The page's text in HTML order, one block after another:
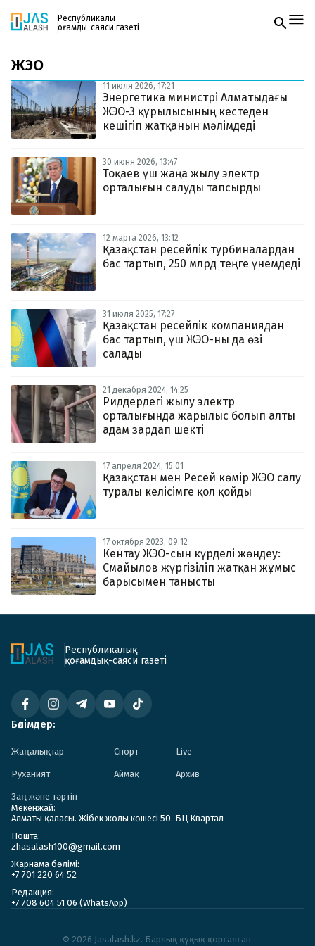
Республикалық
қоғамдық-саяси газеті
Жаңалықтар
Спорт
Live
Руханият
Аймақ
Архив
Заң және тәртіп
Редакциямен байланыс
+7 708 604 51 06
Жарнама бөлімі
Пошта
zhasalash100@gmail.com
Газетке жазылу
PDF форматтағы газетті ай сайын электронды
поштаңызға алып отырыңыз. Жаңа нөмір
шыққан сәтте сізге бірден жіберіледі. Тек email
ЖЭО
11 июля 2026, 17:21
Энергетика министрі Алматыдағы
ЖЭО-3 құрылысының кестеден
кешігіп жатқанын мәлімдеді
30 июня 2026, 13:47
Тоқаев үш жаңа жылу электр
орталығын салуды тапсырды
12 марта 2026, 13:12
Қазақстан ресейлік турбиналардан
бас тартып, 250 млрд теңге үнемдеді
31 июля 2025, 17:27
Қазақстан ресейлік компаниядан
бас тартып, үш ЖЭО-ны да өзі
салады
21 декабря 2024, 14:25
Риддердегі жылу электр
орталығында жарылыс болып алты
адам зардап шекті
17 апреля 2024, 15:01
Қазақстан мен Ресей көмір ЖЭО салу
туралы келісімге қол қойды
17 октября 2023, 09:12
Кентау ЖЭО-сын күрделі жөндеу:
Смайылов жүргізіліп жатқан жұмыс
барысымен танысты
Республикалық
қоғамдық-саяси газеті
Бөлімдер:
Жаңалықтар Спорт Live
Руханият Аймақ Архив
Заң және тәртіп
Мекенжай:
Алматы қаласы. Жібек жолы көшесі 50. БЦ Квартал
Пошта:
zhasalash100@gmail.com
Жарнама бөлімі:
+7 701 220 64 52
Редакция:
+7 708 604 51 06 (WhatsApp)
© 2026 Jasalash.kz. Барлық құқық қорғалған.